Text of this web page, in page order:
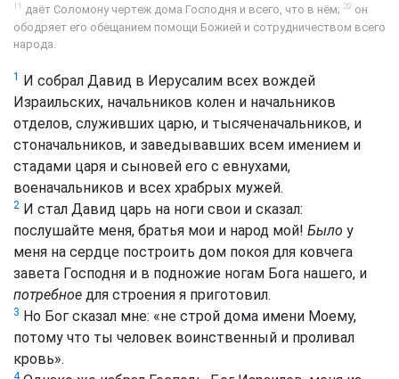
11 даёт Соломону чертеж дома Господня и всего, что в нём; 20 он
ободряет его обещанием помощи Божией и сотрудничеством всего
народа.
1 И собрал Давид в Иерусалим всех вождей
Израильских, начальников колен и начальников
отделов, служивших царю, и тысяченачальников, и
стоначальников, и заведывавших всем имением и
стадами царя и сыновей его с евнухами,
военачальников и всех храбрых мужей.
2 И стал Давид царь на ноги свои и сказал:
послушайте меня, братья мои и народ мой! Было у
меня на сердце построить дом покоя для ковчега
завета Господня и в подножие ногам Бога нашего, и
потребное для строения я приготовил.
3 Но Бог сказал мне: «не строй дома имени Моему,
потому что ты человек воинственный и проливал
кровь».
4